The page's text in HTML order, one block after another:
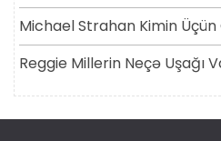
Michael Strahan Kimin Üçün
Reggie Millerin Neçə Uşağı